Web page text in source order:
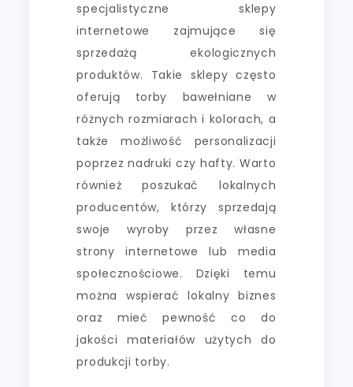
specjalistyczne sklepy
internetowe zajmujące się
sprzedażą ekologicznych
produktów. Takie sklepy często
oferują torby bawełniane w
różnych rozmiarach i kolorach, a
także możliwość personalizacji
poprzez nadruki czy hafty. Warto
również poszukać lokalnych
producentów, którzy sprzedają
swoje wyroby przez własne
strony internetowe lub media
społecznościowe. Dzięki temu
można wspierać lokalny biznes
oraz mieć pewność co do
jakości materiałów użytych do
produkcji torby.